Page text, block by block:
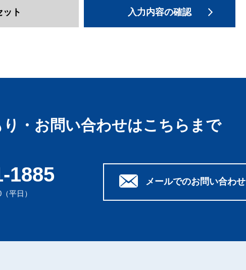
り・お問い合わせはこちらまで
1885
平日）
メールでのお問い合わせ